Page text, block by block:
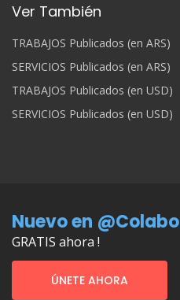
Ver También
TRABAJOS Publicados (en ARS)
SERVICIOS Publicados (en ARS)
TRABAJOS Publicados (en USD)
SERVICIOS Publicados (en USD)
Nuevo en
GRATIS ahora !
ÚNETE AHORA